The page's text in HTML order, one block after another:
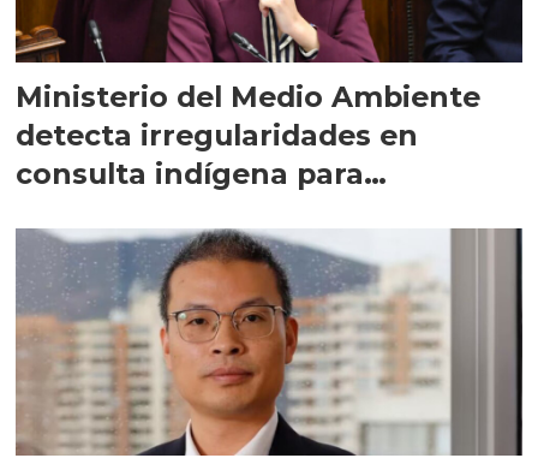
Ministerio del Medio Ambiente
detecta irregularidades en
consulta indígena para